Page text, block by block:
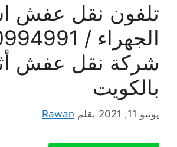
تلفون نقل عفش
شركة نقل عفش
بالكويت
يونيو 11, 2021 بقلم Rawan